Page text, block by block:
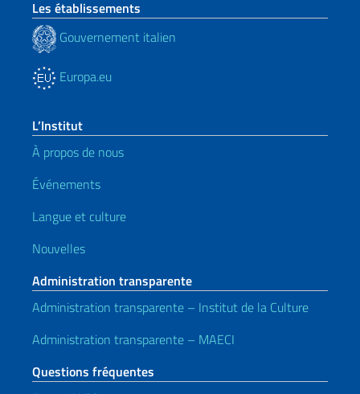
Les établissements
Gouvernement italien
Europa.eu
L’Institut
À propos de nous
Événements
Langue et culture
Nouvelles
Administration transparente
Administration transparente – Institut de la Culture
Administration transparente – MAECI
Questions fréquentes